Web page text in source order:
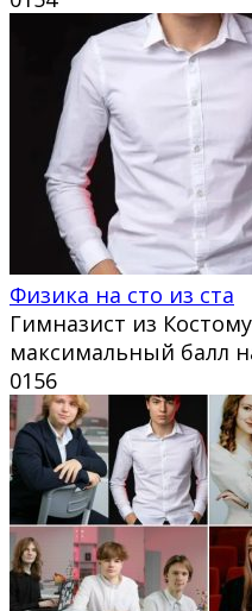
Физика на сто из ста
Гимназист из
максимальный балл
0156